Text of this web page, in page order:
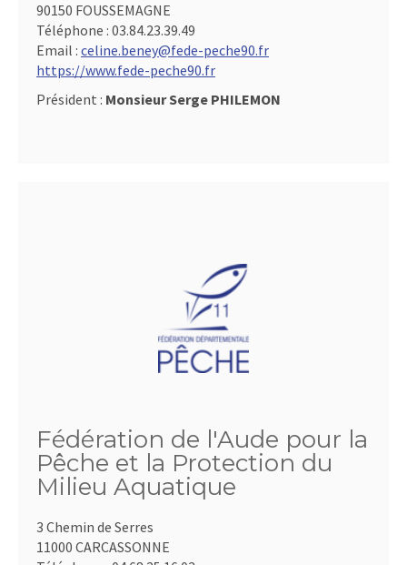
90150 FOUSSEMAGNE
Téléphone : 03.84.23.39.49
Email : celine.beney@fede-peche90.fr
https://www.fede-peche90.fr
Président : Monsieur Serge PHILEMON
Fédération de l'Aude pour la
Pêche et la Protection du
Milieu Aquatique
3 Chemin de Serres
11000 CARCASSONNE